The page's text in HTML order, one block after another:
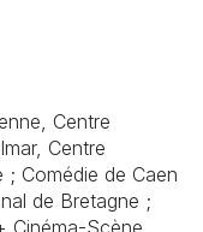
Centre
Centre
; Comédie de Caen
de Bretagne ;